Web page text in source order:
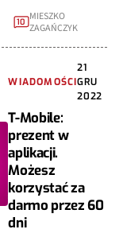
10 MIESZKO
ZAGAŃCZYK
WIADOMOŚCI
21
GRU
2022
T-Mobile:
prezent w
aplikacji.
Możesz
korzystać za
darmo przez 60
dni